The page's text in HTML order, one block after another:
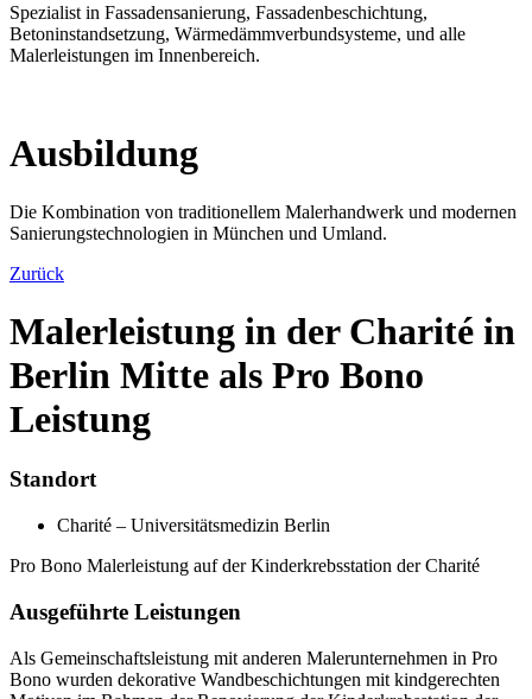
Spezialist in Fassadensanierung, Fassadenbeschichtung,
Betoninstandsetzung, Wärmedämmverbundsysteme, und alle
Malerleistungen im Innenbereich.
Ausbildung
Die Kombination von traditionellem Malerhandwerk und modernen
Sanierungstechnologien in München und Umland.
Zurück
Malerleistung in der Charité in
Berlin Mitte als Pro Bono
Leistung
Standort
Charité – Universitätsmedizin Berlin
Pro Bono Malerleistung auf der Kinderkrebsstation der Charité
Ausgeführte Leistungen
Als Gemeinschaftsleistung mit anderen Malerunternehmen in Pro
Bono wurden dekorative Wandbeschichtungen mit kindgerechten